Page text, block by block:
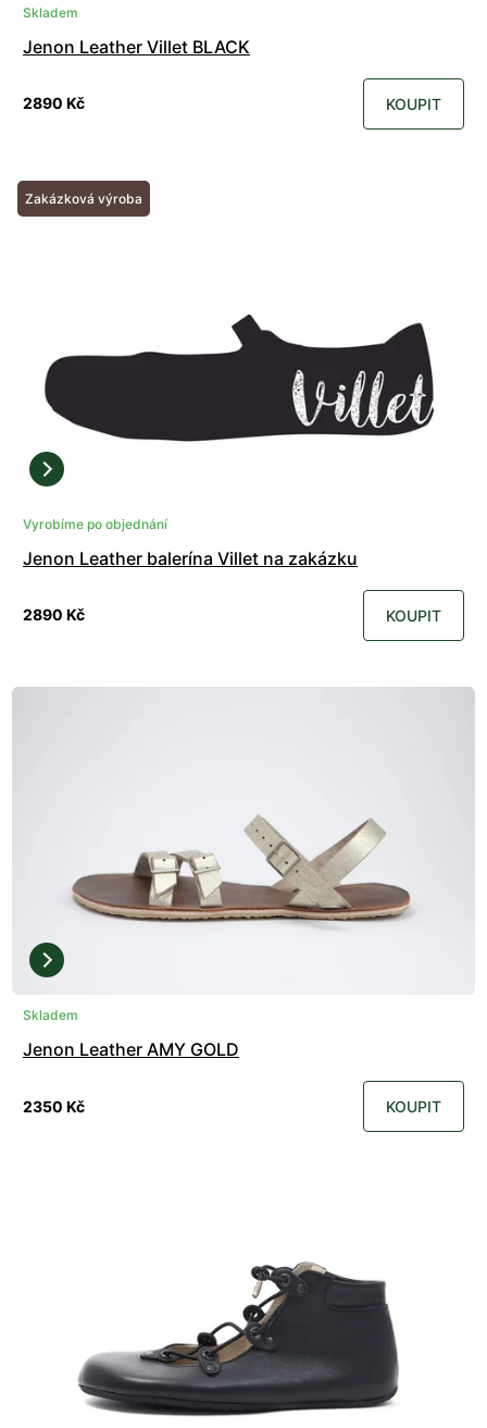
Skladem
Jenon Leather Villet BLACK
2890 Kč KOUPIT
Zakázková výroba
Vyrobíme po objednání
Jenon Leather balerína Villet na zakázku
2890 Kč KOUPIT
Skladem
Jenon Leather AMY GOLD
2350 Kč KOUPIT